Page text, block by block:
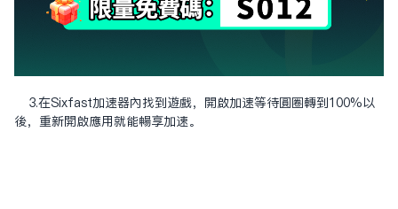
3.在Sixfast加速器內找到遊戲，開啟加速等待圓圈轉到100%以
後，重新開啟應用就能暢享加速。